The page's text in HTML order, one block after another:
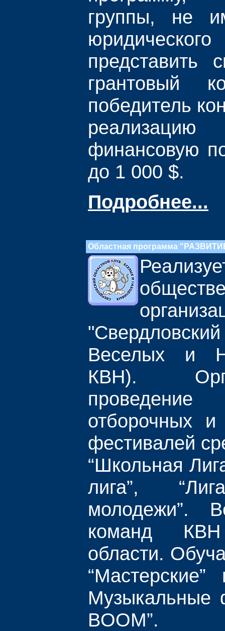
группы, не
представить
грантовый
победитель
реализацию
финансовую
до 1 000 $.
Подробнее...
Областная программа
Веселых и
КВН).
отборочных
фестивалей
“Школьная
лига”,
молодежи”.
команд КВН
области.
Музыкальные
BOOM”.